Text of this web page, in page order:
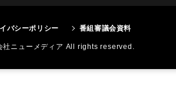
バシーポリシー 番組審議会資料
社ニューメディア All rights reserved.